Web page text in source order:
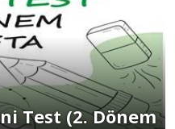
Test (2. Dönem